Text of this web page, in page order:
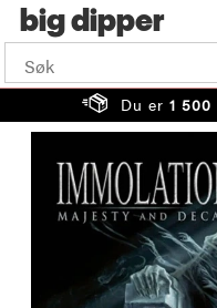
big
Du er 1 500